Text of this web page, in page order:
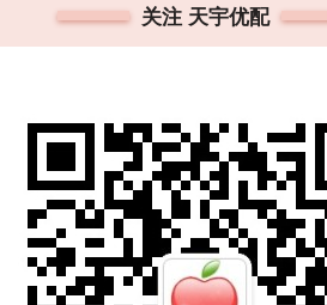
关注 天宇优配